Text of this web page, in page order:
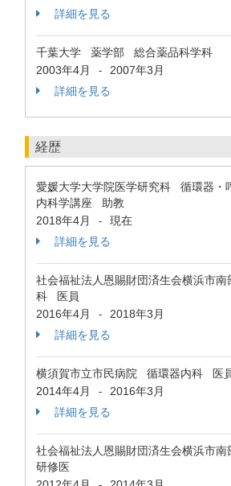
詳細を見る
千葉大学 薬学部 総合薬品科学科
2003年4月
-
2007年3月
詳細を見る
経歴
愛媛大学大学院医学研究科 循環器・
内科学講座 助教
2018年4月
-
現在
詳細を見る
社会福祉法人恩賜財団済生会横浜市
科 医員
2016年4月
-
2018年3月
詳細を見る
横須賀市立市民病院 循環器内科 医
2014年4月
-
2016年3月
詳細を見る
社会福祉法人恩賜財団済生会横浜市
研修医